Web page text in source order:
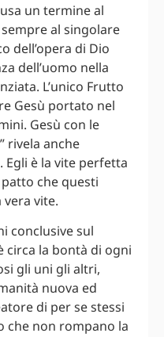
un termine al
al singolare
dell’opera di Dio
dell’uomo nella
L’unico Frutto
Gesù portato nel
Gesù con le
rivela anche
Egli è la vite perfetta
che questi
vite.
conclusive sul
circa la bontà di ogni
gli uni gli altri,
nuova ed
di per se stessi
che non rompano la